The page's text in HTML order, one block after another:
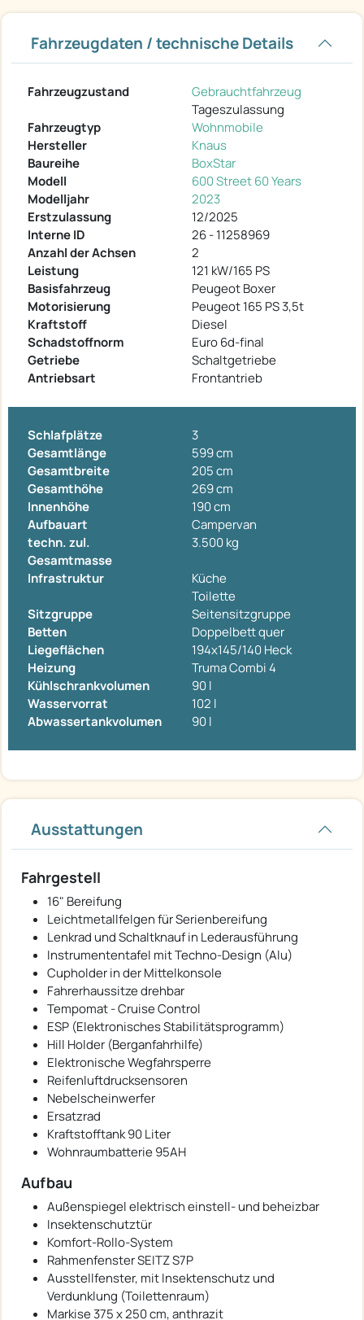
Fahrzeugdaten / technische Details
Fahrzeugzustand
Gebrauchtfahrzeug
Tageszulassung
Fahrzeugtyp
Wohnmobile
Hersteller
Knaus
Baureihe
BoxStar
Modell
600 Street 60 Years
Modelljahr
2023
Erstzulassung
12/2025
Interne ID
26 - 11258969
Anzahl der Achsen
2
Leistung
121 kW/165 PS
Basisfahrzeug
Peugeot Boxer
Motorisierung
Peugeot 165 PS 3,5t
Kraftstoff
Diesel
Schadstoffnorm
Euro 6d-final
Getriebe
Schaltgetriebe
Antriebsart
Frontantrieb
Schlafplätze
3
Gesamtlänge
599 cm
Gesamtbreite
205 cm
Gesamthöhe
269 cm
Innenhöhe
190 cm
Aufbauart
Campervan
techn. zul.
Gesamtmasse
3.500 kg
Infrastruktur
Küche
Toilette
Sitzgruppe
Seitensitzgruppe
Betten
Doppelbett quer
Liegeflächen
194x145/140 Heck
Heizung
Truma Combi 4
Kühlschrankvolumen
90 l
Wasservorrat
102 l
Abwassertankvolumen
90 l
Ausstattungen
Fahrgestell
16" Bereifung
Leichtmetallfelgen für Serienbereifung
Lenkrad und Schaltknauf in Lederausführung
Instrumententafel mit Techno-Design (Alu)
Cupholder in der Mittelkonsole
Fahrerhaussitze drehbar
Tempomat - Cruise Control
ESP (Elektronisches Stabilitätsprogramm)
Hill Holder (Berganfahrhilfe)
Elektronische Wegfahrsperre
Reifenluftdrucksensoren
Nebelscheinwerfer
Ersatzrad
Kraftstofftank 90 Liter
Wohnraumbatterie 95AH
Aufbau
Außenspiegel elektrisch einstell- und beheizbar
Insektenschutztür
Komfort-Rollo-System
Rahmenfenster SEITZ S7P
Ausstellfenster, mit Insektenschutz und
Verdunklung (Toilettenraum)
Markise 375 x 250 cm, anthrazit